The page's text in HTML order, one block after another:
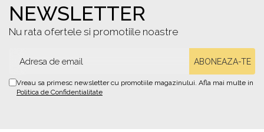
NEWSLETTER
Nu rata ofertele si promotiile noastre
Vreau sa primesc newsletter cu promotiile magazinului. Afla mai multe in
Politica de Confidentialitate